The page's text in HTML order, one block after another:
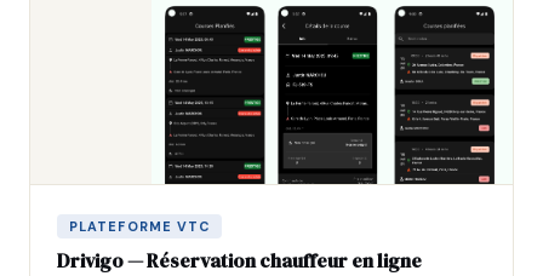
PLATEFORME VTC
Drivigo — Réservation chauffeur en ligne